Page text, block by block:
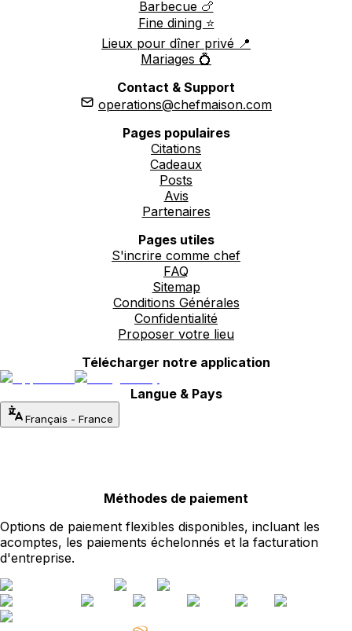
Barbecue 🍗
Fine dining ⭐️
Lieux pour dîner privé 📍
Mariages 💍
Contact & Support
operations@chefmaison.com
Pages populaires
Citations
Cadeaux
Posts
Avis
Partenaires
Pages utiles
S'incrire comme chef
FAQ
Sitemap
Conditions Générales
Confidentialité
Proposer votre lieu
Télécharger notre application
Langue & Pays
Français - France
Méthodes de paiement
Options de paiement flexibles disponibles, incluant les
acomptes, les paiements échelonnés et la facturation
d'entreprise.